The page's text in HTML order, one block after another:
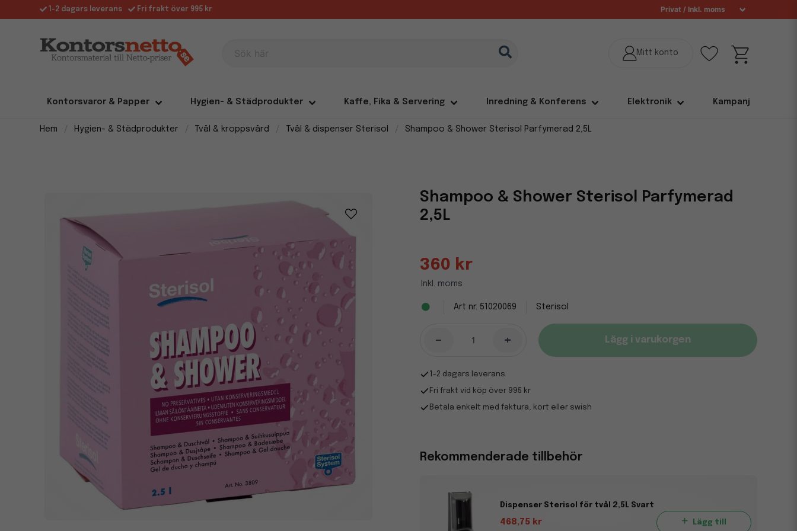
1-2 dagars leverans Fri frakt över 995 kr
Kontorsvaror & Papper Hygien- & Städprodukter Kaffe, Fika & Servering Inredning & Konferens Elektronik Kampanj
Hem Hygien- & Städprodukter Tvål & kroppsvård Tvål & dispenser Sterisol Shampoo & Shower Sterisol Parfymerad 2,5L
Shampoo & Shower Sterisol Parfymerad
2,5L
360 kr
Inkl. moms
51020069 Sterisol
- + Lägg i varukorgen
1-2 dagars leverans
Fri frakt vid köp över 995 kr
Betala enkelt med faktura, kort eller swish
Rekommenderade tillbehör
Dispenser Sterisol för tvål 2,5L Svart
468,75 kr Lägg till